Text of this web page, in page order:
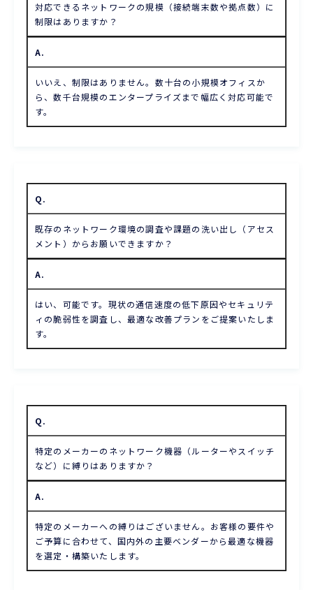
対応できるネットワークの規模（接続端末数や拠点数）に
制限はありますか？
A.
いいえ、制限はありません。数十台の小規模オフィスか
ら、数千台規模のエンタープライズまで幅広く対応可能で
す。
Q.
既存のネットワーク環境の調査や課題の洗い出し（アセス
メント）からお願いできますか？
A.
はい、可能です。現状の通信速度の低下原因やセキュリテ
ィの脆弱性を調査し、最適な改善プランをご提案いたしま
す。
Q.
特定のメーカーのネットワーク機器（ルーターやスイッチ
など）に縛りはありますか？
A.
特定のメーカーへの縛りはございません。お客様の要件や
ご予算に合わせて、国内外の主要ベンダーから最適な機器
を選定・構築いたします。